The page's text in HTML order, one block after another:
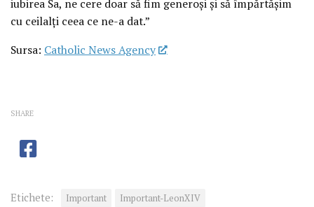
iubirea Sa, ne cere doar să fim generoși și să împărtășim
cu ceilalți ceea ce ne-a dat.”
Sursa: Catholic News Agency
SHARE
Etichete: Important
Important-LeonXIV